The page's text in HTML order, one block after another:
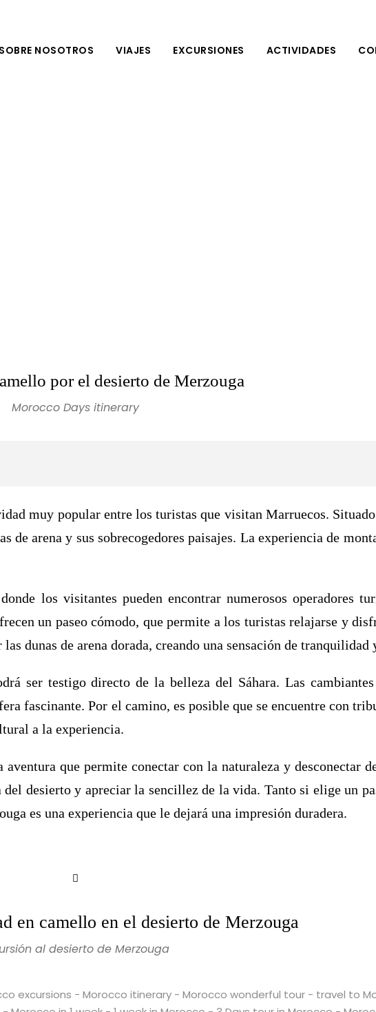
SOBRE NOSOTROS VIAJES EXCURSIONES ACTIVIDADES
por el desierto de Merzouga
Morocco Days itinerary
muy popular entre los turistas que visitan Marruecos.
de arena y sus sobrecogedores paisajes. La experiencia de
los visitantes pueden encontrar numerosos operadores
un paseo cómodo, que permite a los turistas relajarse y
dunas de arena dorada, creando una sensación de tranquilidad
ser testigo directo de la belleza del Sáhara. Las cambiantes
fascinante. Por el camino, es posible que se encuentre con
a la experiencia.
que permite conectar con la naturaleza y desconectar
desierto y apreciar la sencillez de la vida. Tanto si elige un
es una experiencia que le dejará una impresión duradera.
en camello en el desierto de Merzouga
al desierto de Merzouga